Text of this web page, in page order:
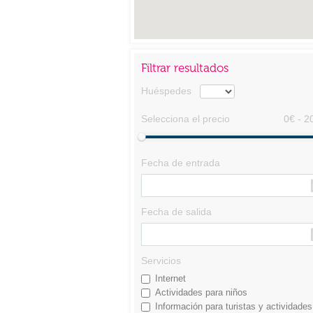
Filtrar resultados
Huéspedes
Selecciona el precio 0€ -
Fecha de entrada
Fecha de salida
Servicios
Internet
Actividades para niños
Información para turistas y actividades